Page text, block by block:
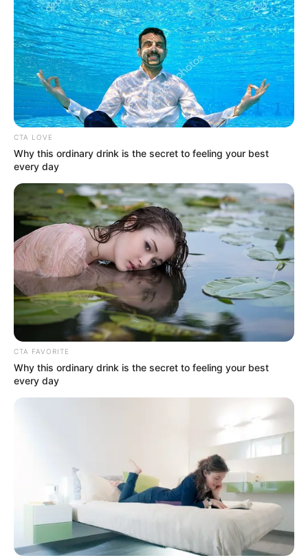
CTA LOVE
Why this ordinary drink is the secret to feeling your best
every day
CTA FAVORITE
Why this ordinary drink is the secret to feeling your best
every day